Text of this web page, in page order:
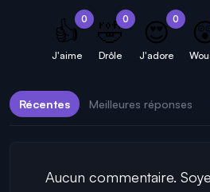
0
👍
J'aime
0
🤣
Drôle
0
😍
J'adore
Récentes Meilleures réponses
Aucun commentaire.